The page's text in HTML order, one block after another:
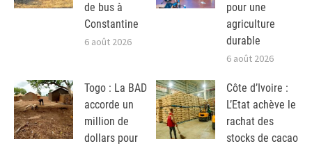
de bus à
Constantine
6 août 2026
pour une
agriculture
durable
6 août 2026
Togo : La BAD
accorde un
million de
dollars pour
Côte d’Ivoire :
L’Etat achève le
rachat des
stocks de cacao